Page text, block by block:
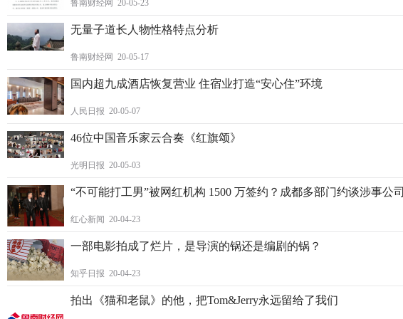
鲁南财经网 20-05-23
无量子道长人物性格特点分析
鲁南财经网 20-05-17
国内超九成酒店恢复营业 住宿业打造“安心住”环境
人民日报 20-05-07
46位中国音乐家云合奏《红旗颂》
光明日报 20-05-03
“不可能打工男”被网红机构 1500 万签约？成都多部门约谈涉事公司
红心新闻 20-04-23
一部电影拍成了烂片，是导演的锅还是编剧的锅？
知乎日报 20-04-23
拍出《猫和老鼠》的他，把Tom&Jerry永远留给了我们